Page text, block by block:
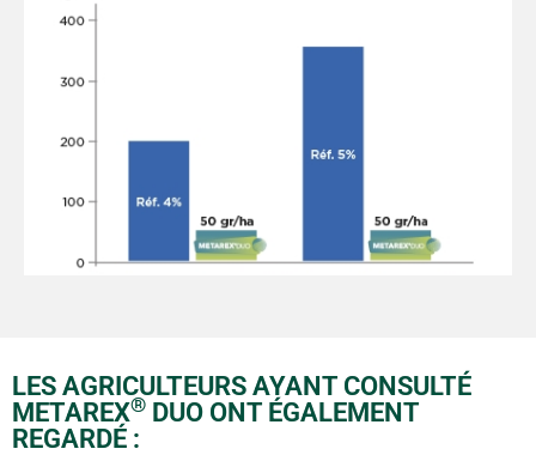
LES AGRICULTEURS AYANT CONSULTÉ
METAREX® DUO ONT ÉGALEMENT
REGARDÉ :